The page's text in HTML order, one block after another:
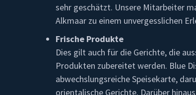
sehr geschätzt. Unsere Mitarbeiter
Alkmaar zu einem unvergesslichen
Frische Produkte
Dies gilt auch für die Gerichte, die
Produkten zubereitet werden. Blue
abwechslungsreiche Speisekarte,
orientalische Gerichte. Darüber